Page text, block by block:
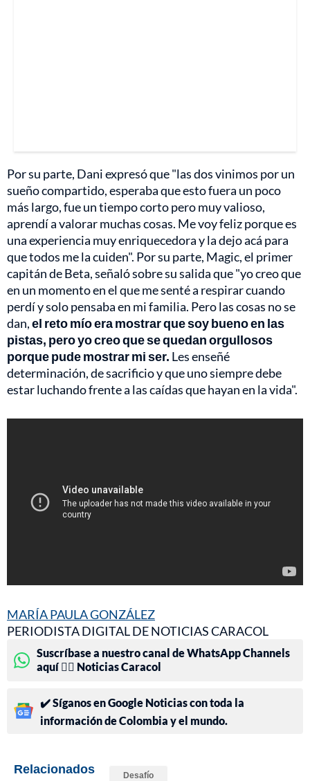
Por su parte, Dani expresó que "las dos vinimos por un
sueño compartido, esperaba que esto fuera un poco
más largo, fue un tiempo corto pero muy valioso,
aprendí a valorar muchas cosas. Me voy feliz porque es
una experiencia muy enriquecedora y la dejo acá para
que todos me la cuiden". Por su parte, Magic, el primer
capitán de Beta, señaló sobre su salida que "yo creo que
en un momento en el que me senté a respirar cuando
perdí y solo pensaba en mi familia. Pero las cosas no se
dan,el reto mío era mostrar que soy bueno en las
pistas, pero yo creo que se quedan orgullosos
porque pude mostrar mi ser. Les enseñé
determinación, de sacrificio y que uno siempre debe
estar luchando frente a las caídas que hayan en la vida".
MARÍA PAULA GONZÁLEZ
PERIODISTA DIGITAL DE NOTICIAS CARACOL
Suscríbase a nuestro canal de WhatsApp Channels
aquí 👉🏻 Noticias Caracol
✔️ Síganos en Google Noticias con toda la
información de Colombia y el mundo.
Relacionados Desafío